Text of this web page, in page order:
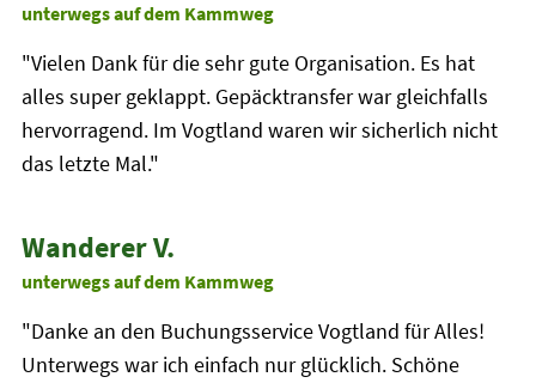
unterwegs auf dem Kammweg
"Vielen Dank für die sehr gute Organisation. Es hat
alles super geklappt. Gepäcktransfer war gleichfalls
hervorragend. Im Vogtland waren wir sicherlich nicht
das letzte Mal."
Wanderer V.
unterwegs auf dem Kammweg
"Danke an den Buchungsservice Vogtland für Alles!
Unterwegs war ich einfach nur glücklich. Schöne